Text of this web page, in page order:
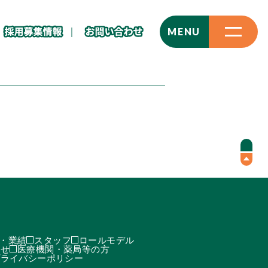
MENU
CLOSE
業績 スタッフ
ロールモデル
医療機関・薬局等の方
イバシーポリシー